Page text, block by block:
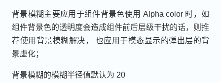
背景模糊主要应用于组件背景色使用 Alpha color 时，如
组件背景色的透明度会造成组件前后层级干扰的话，则推
荐使用背景模糊解决， 也应用于模态显示的弹出层的背
景虚化；
背景模糊的模糊半径值默认为 20